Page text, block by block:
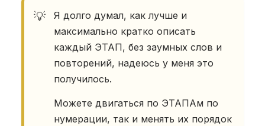
Я долго думал, как лучше и
максимально кратко описать
каждый ЭТАП, без заумных слов и
повторений, надеюсь у меня это
получилось.
Можете двигаться по ЭТАПАм по
нумерации, так и менять их порядок